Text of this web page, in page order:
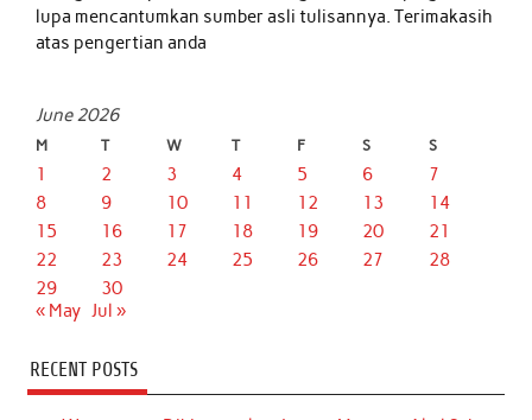
lupa mencantumkan sumber asli tulisannya. Terimakasih
atas pengertian anda
June 2026
M T W T F S S
1 2 3 4 5 6
7
8
9 10 11 12 13
14
15
16 17 18 19 20
21
22
23 24 25 26 27
28
29
30
« May Jul »
RECENT POSTS